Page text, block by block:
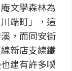
文學森林為
端町」，這
，而同安街
新店支線鐵
建有許多喫